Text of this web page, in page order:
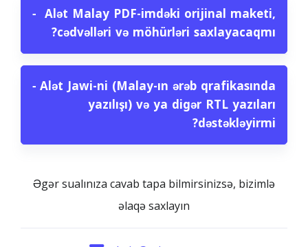
Alət Malay PDF-imdəki orijinal maketi,
cədvəlləri və möhürləri saxlayacaqmı?
−
Alət Jawi-ni (Malay-ın ərəb qrafikasında
yazılışı) və ya digər RTL yazıları
dəstəkləyirmi?
−
Əgər sualınıza cavab tapa bilmirsinizsə, bizimlə
əlaqə saxlayın